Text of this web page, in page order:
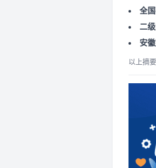
全
二
安
以上摘